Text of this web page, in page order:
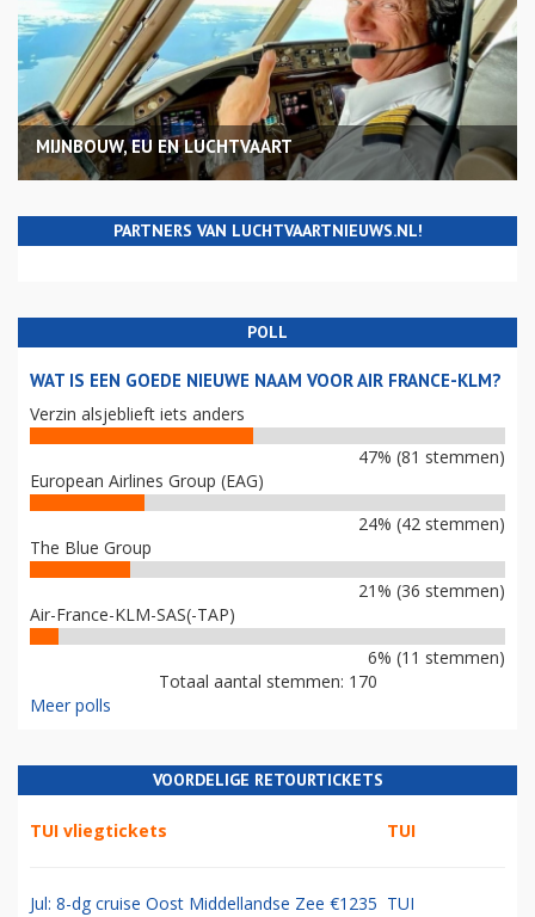
MIJNBOUW, EU EN LUCHTVAART
PARTNERS VAN LUCHTVAARTNIEUWS.NL!
POLL
WAT IS EEN GOEDE NIEUWE NAAM VOOR AIR FRANCE-KLM?
Verzin alsjeblieft iets anders
47% (81 stemmen)
European Airlines Group (EAG)
24% (42 stemmen)
The Blue Group
21% (36 stemmen)
Air-France-KLM-SAS(-TAP)
6% (11 stemmen)
Totaal aantal stemmen: 170
Meer polls
VOORDELIGE RETOURTICKETS
TUI vliegtickets TUI
Jul: 8-dg cruise Oost Middellandse Zee €1235 TUI